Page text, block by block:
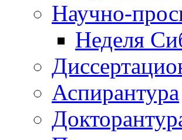
Научно-
Неделя
Аспирантура